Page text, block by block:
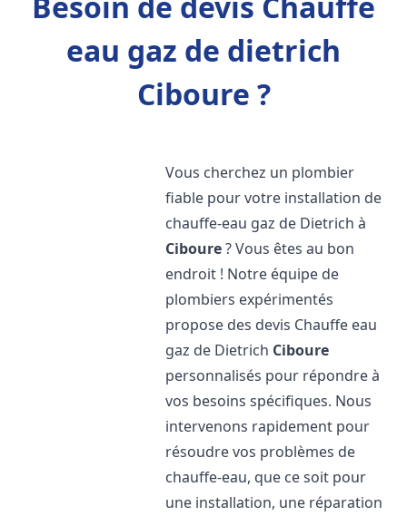
eau gaz de dietrich
Ciboure ?
Vous cherchez un plombier
fiable pour votre installation de
chauffe-eau gaz de Dietrich à
Ciboure? Vous êtes au bon
endroit ! Notre équipe de
plombiers expérimentés
propose des devis Chauffe eau
gaz de Dietrich Ciboure
personnalisés pour répondre à
vos besoins spécifiques. Nous
intervenons rapidement pour
résoudre vos problèmes de
chauffe-eau, que ce soit pour
une installation, une réparation